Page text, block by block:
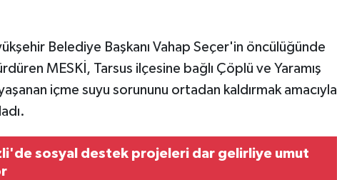
Belediye Başkanı Vahap Seçer'in öncülüğünde
MESKİ, Tarsus ilçesine bağlı Çöplü ve Yaramış
içme suyu sorununu ortadan kaldırmak amacıyla
sosyal destek projeleri dar gelirliye umut